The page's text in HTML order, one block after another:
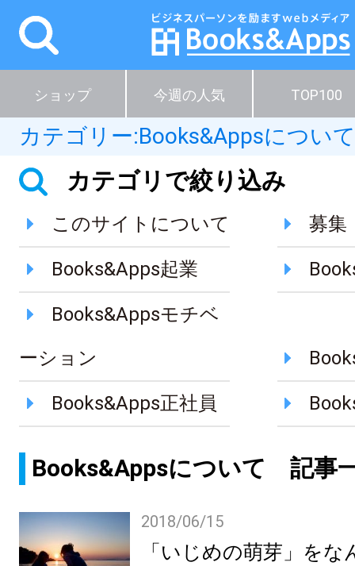
ショップ 今週の人気 TOP100
カテゴリー:Books&Appsについて
カテゴリで絞り込み
このサイトについて 募集
Books&Apps起業
Books&Appsモチベ
ーション
Books&Apps正社員
Books&Appsについて 記事
2018/06/15
「いじめの萌芽」を